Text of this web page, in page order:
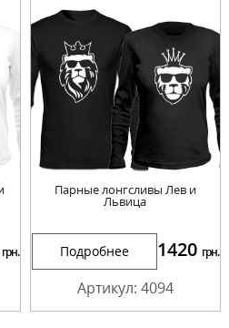
грн.
Парные лонгсливы Лев и
Львица
Подробнее 1420 грн.
Артикул: 4094